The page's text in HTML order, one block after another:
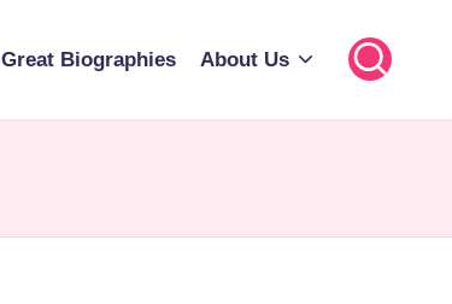
Great Biographies About Us